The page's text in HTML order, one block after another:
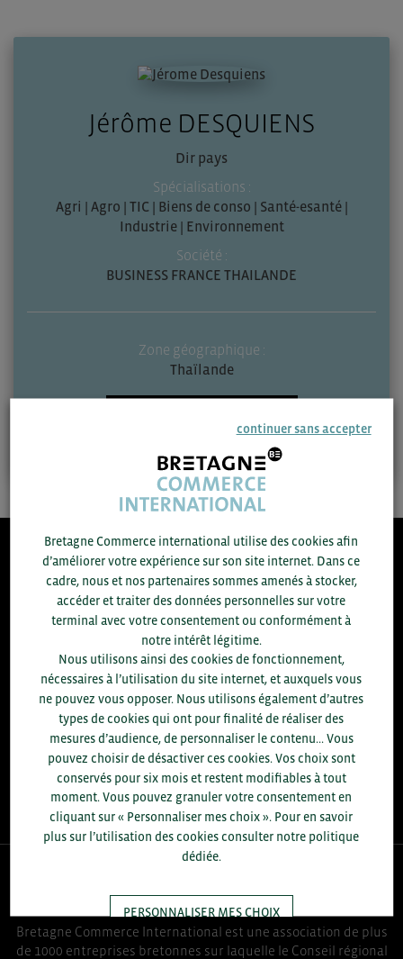
Jérôme DESQUIENS
Dir pays
Spécialisations :
Agri | Agro | TIC | Biens de conso | Santé-esanté |
Industrie | Environnement
Société :
BUSINESS FRANCE THAILANDE
Zone géographique :
Thaïlande
8.300
ACCOMPAGNEMENTS RÉALISÉS EN 2025
développement commercial, conseils réglementaires, réunions
d'information....
+1.700 ENTREPRISES DIFFÉRENTES
accompagnées par notre équipe en 2025
96 % D'ENTREPRISES SATISFAITES
enquête réalisée auprès de 300 entreprises
QUI-SOMMES NOUS ?
Bretagne Commerce International est une association de plus
de 1000 entreprises bretonnes sur laquelle le Conseil régional
continuer sans accepter
Bretagne Commerce international utilise des cookies afin
d’améliorer votre expérience sur son site internet. Dans ce
cadre, nous et nos partenaires sommes amenés à stocker,
accéder et traiter des données personnelles sur votre
terminal avec votre consentement ou conformément à
notre intérêt légitime.
Nous utilisons ainsi des cookies de fonctionnement,
nécessaires à l’utilisation du site internet, et auxquels vous
ne pouvez vous opposer. Nous utilisons également d’autres
types de cookies qui ont pour finalité de réaliser des
mesures d’audience, de personnaliser le contenu... Vous
pouvez choisir de désactiver ces cookies. Vos choix sont
conservés pour six mois et restent modifiables à tout
moment. Vous pouvez granuler votre consentement en
cliquant sur « Personnaliser mes choix ». Pour en savoir
plus sur l’utilisation des cookies consulter notre politique
dédiée.
PERSONNALISER MES CHOIX